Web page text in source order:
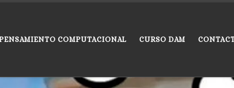
COMPUTACIONAL CURSO DAM